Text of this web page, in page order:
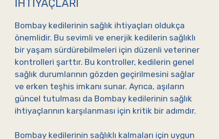
İHTIYAÇLARI
Bombay kedilerinin sağlık ihtiyaçları oldukça
önemlidir. Bu sevimli ve enerjik kedilerin sağlıklı
bir yaşam sürdürebilmeleri için düzenli veteriner
kontrolleri şarttır. Bu kontroller, kedilerin genel
sağlık durumlarının gözden geçirilmesini sağlar
ve erken teşhis imkanı sunar. Ayrıca, aşıların
güncel tutulması da Bombay kedilerinin sağlık
ihtiyaçlarının karşılanması için kritik bir adımdır.
Bombay kedilerinin sağlıklı kalmaları için uygun